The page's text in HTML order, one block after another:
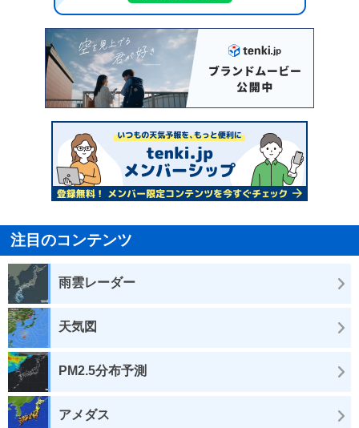
注目のコンテンツ
雨雲レーダー
天気図
PM2.5分布予測
アメダス